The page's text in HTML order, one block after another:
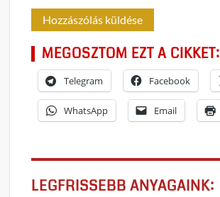
MEGOSZTOM EZT A CIKKET:
Telegram Facebook
WhatsApp Email
LEGFRISSEBB ANYAGAINK: